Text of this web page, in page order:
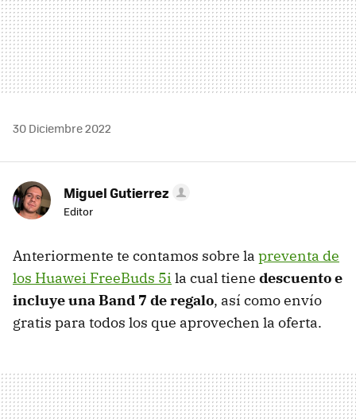
30 Diciembre 2022
Miguel Gutierrez
Editor
Anteriormente te contamos sobre la preventa de
los Huawei FreeBuds 5i la cual tiene descuento e
incluye una Band 7 de regalo, así como envío
gratis para todos los que aprovechen la oferta.